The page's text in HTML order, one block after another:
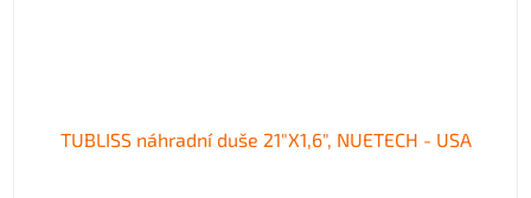
TUBLISS náhradní duše 21"X1,6", NUETECH - USA